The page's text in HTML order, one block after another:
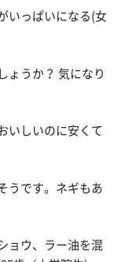
いっぱいになる(女
ょうか？ 気になり
いしいのに安くて
うです。ネギもあ
ョウ、ラー油を混